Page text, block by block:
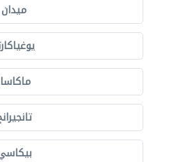
ميدان